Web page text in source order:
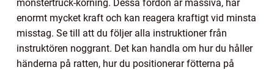
monstertruck-körning. Dessa fordon är massiva, har
enormt mycket kraft och kan reagera kraftigt vid minsta
misstag. Se till att du följer alla instruktioner från
instruktören noggrant. Det kan handla om hur du håller
händerna på ratten, hur du positionerar fötterna på